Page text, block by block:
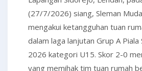
(27/7/2026) siang, Sleman
mengakui ketangguhan tuan
dalam laga lanjutan Grup A
2026 kategori U15. Skor 2-0
yang memihak tim tuan rumah